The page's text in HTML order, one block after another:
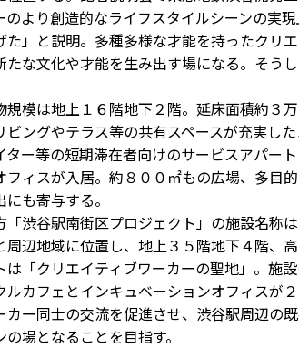
のより創造的なライフスタイルシーンの実
た」と説明。多種多様な才能を持ったクリ
たな文化や才能を生み出す場になる。そう
模は地上１６階地下２階。延床面積約３
ビングやテラス等の共有スペースが充実し
ター等の短期滞在者向けのサービスアパー
フィスが入居。約８００㎡もの広場、多目
にも寄与する。
渋谷駅南街区プロジェクト」の施設名称
周辺地域に位置し、地上３５階地下４階、
は「クリエイティブワーカーの聖地」。施
ルカフェとインキュベーションオフィスが
カー同士の交流を促進させ、渋谷駅周辺の
の場となることを目指す。